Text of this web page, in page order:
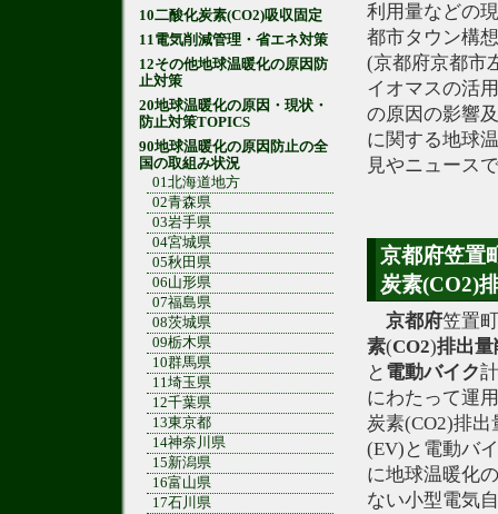
利用量などの
都市タウン構
(京都府京都市
イオマスの活
の原因の影響
に関する地球
見やニュース
京都府笠置
炭素(CO2)
京都府笠置
素(CO2)排出量
と 電動バイク
にわたって運
炭素(CO2)排
(EV)と電動バ
に地球温暖化
ない小型電気
10二酸化炭素(CO2)吸収固定
11電気削減管理・省エネ対策
12その他地球温暖化の原因防
止対策
20地球温暖化の原因・現状・
防止対策TOPICS
90地球温暖化の原因防止の全
国の取組み状況
01北海道地方
02青森県
03岩手県
04宮城県
05秋田県
06山形県
07福島県
08茨城県
09栃木県
10群馬県
11埼玉県
12千葉県
13東京都
14神奈川県
15新潟県
16富山県
17石川県